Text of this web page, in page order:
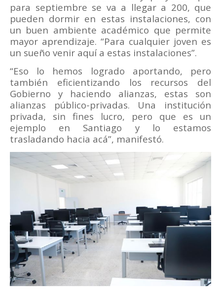
para septiembre se va a llegar a 200, que
pueden dormir en estas instalaciones, con
un buen ambiente académico que permite
mayor aprendizaje. “Para cualquier joven es
un sueño venir aquí a estas instalaciones”.
“Eso lo hemos logrado aportando, pero
también eficientizando los recursos del
Gobierno y haciendo alianzas, estas son
alianzas público-privadas. Una institución
privada, sin fines lucro, pero que es un
ejemplo en Santiago y lo estamos
trasladando hacia acá”, manifestó.